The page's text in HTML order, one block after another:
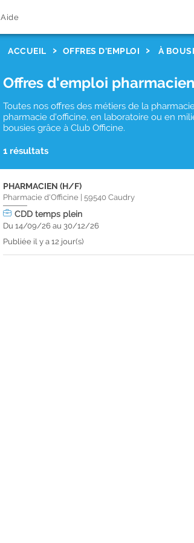
Aide
ACCUEIL OFFRES D'EMPLOI À
Offres d'emploi
Toutes nos offres des métiers de la
pharmacie d'officine, en laboratoire ou en
bousies grâce à Club Officine.
1 résultats
PHARMACIEN (H/F)
Pharmacie d'Officine |59540Caudry
CDDtemps plein
Du 14/09/26 au 30/12/26
Publiée il y a 12 jour(s)